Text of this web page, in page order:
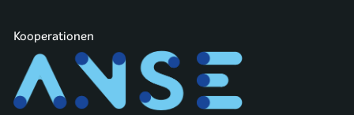
Kooperationen